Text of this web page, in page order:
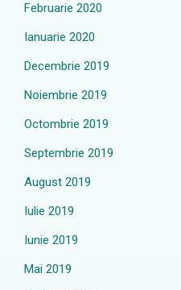
Februarie 2020
Ianuarie 2020
Decembrie 2019
Noiembrie 2019
Octombrie 2019
Septembrie 2019
August 2019
Iulie 2019
Iunie 2019
Mai 2019